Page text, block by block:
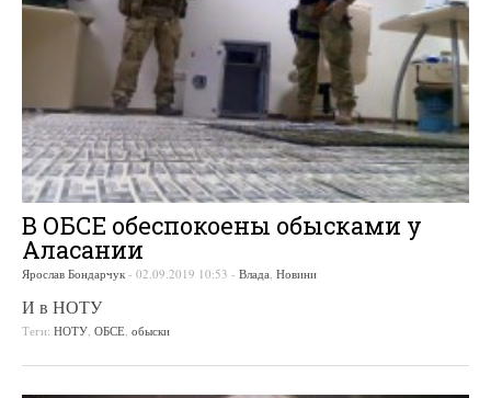
В ОБСЕ обеспокоены обысками у
Аласании
Ярослав Бондарчук - 02.09.2019 10:53 - Влада, Новини
И в НОТУ
Теги: НОТУ, ОБСЕ, обыски